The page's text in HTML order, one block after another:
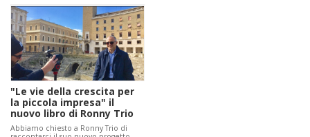
"Le vie della crescita per
la piccola impresa" il
nuovo libro di Ronny Trio
Abbiamo chiesto a Ronny Trio di